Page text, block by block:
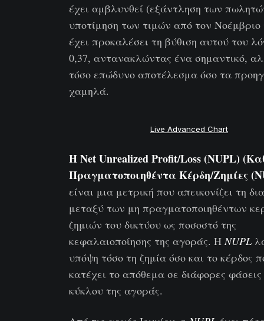
έχει αμβλυνθεί (εξάντληση των
υποτίμηση των τιμών από τον Νοέμβριο
έχει προκαλέσει τη βύθιση αυτού του
0,37, αντανακλώντας ένα σημαντικό,
τόσο επώδυνο αποτέλεσμα όσο τα
χαμηλά.
Live Advanced Chart
Η Net Unrealized Profit/Loss (NUPL)
Πραγματοποιηθέντα Κέρδη/Ζημίες
είναι μια μετρική που απεικονίζει τη
μεταξύ των μη πραγματοποιηθέντων
ζημιών του δικτύου ως ποσοστό της
κεφαλαιοποίησης της αγοράς. Η NUPL
υπόψη τόσο τη ζημία όσο και το κέρδος
κατέχει το απόθεμα σε διάφορες φάσεις
κύκλου της αγοράς.